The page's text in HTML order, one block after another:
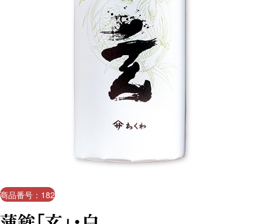
商品番号：182